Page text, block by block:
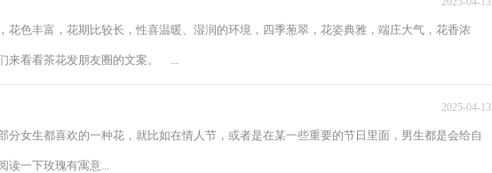
花色丰富，花期比较长，性喜温暖、湿润的环境，四季葱翠，花姿典雅，端庄大气，花香浓
来看看茶花发朋友圈的文案。 ...
2025-04-13
分女生都喜欢的一种花，就比如在情人节，或者是在某一些重要的节日里面，男生都是会给自
读一下玫瑰有寓意...